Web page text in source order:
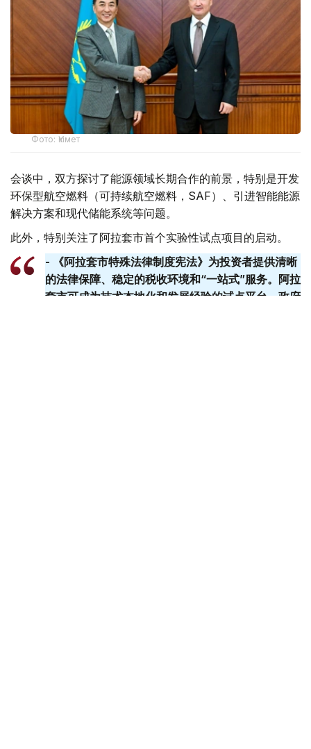
Фото: Үкімет
会谈中，双方探讨了能源领域长期合作的前景，特别是开发
环保型航空燃料（可持续航空燃料，SAF）、引进智能能源
解决方案和现代储能系统等问题。
此外，特别关注了阿拉套市首个实验性试点项目的启动。
- 《阿拉套市特殊法律制度宪法》为投资者提供清晰
的法律保障、稳定的税收环境和“一站式”服务。阿拉
套​​市可成为技术本地化和发展经验的试点平台。政府